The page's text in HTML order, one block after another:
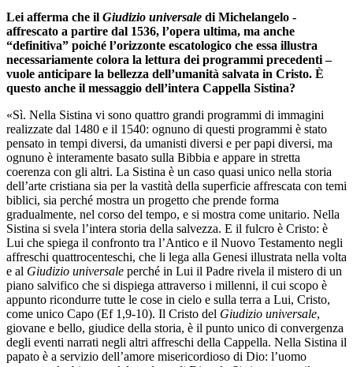
Lei afferma che il Giudizio universale di Michelangelo -
affrescato a partire dal 1536, l’opera ultima, ma anche
“definitiva” poiché l’orizzonte escatologico che essa illustra
necessariamente colora la lettura dei programmi precedenti –
vuole anticipare la bellezza dell’umanità salvata in Cristo. È
questo anche il messaggio dell’intera Cappella Sistina?
«Sì. Nella Sistina vi sono quattro grandi programmi di immagini
realizzate dal 1480 e il 1540: ognuno di questi programmi è stato
pensato in tempi diversi, da umanisti diversi e per papi diversi, ma
ognuno è interamente basato sulla Bibbia e appare in stretta
coerenza con gli altri. La Sistina è un caso quasi unico nella storia
dell’arte cristiana sia per la vastità della superficie affrescata con temi
biblici, sia perché mostra un progetto che prende forma
gradualmente, nel corso del tempo, e si mostra come unitario. Nella
Sistina si svela l’intera storia della salvezza. E il fulcro è Cristo: è
Lui che spiega il confronto tra l’Antico e il Nuovo Testamento negli
affreschi quattrocenteschi, che li lega alla Genesi illustrata nella volta
e al Giudizio universale perché in Lui il Padre rivela il mistero di un
piano salvifico che si dispiega attraverso i millenni, il cui scopo è
appunto ricondurre tutte le cose in cielo e sulla terra a Lui, Cristo,
come unico Capo (Ef 1,9-10). Il Cristo del Giudizio universale,
giovane e bello, giudice della storia, è il punto unico di convergenza
degli eventi narrati negli altri affreschi della Cappella. Nella Sistina il
papato è a servizio dell’amore misericordioso di Dio: l’uomo